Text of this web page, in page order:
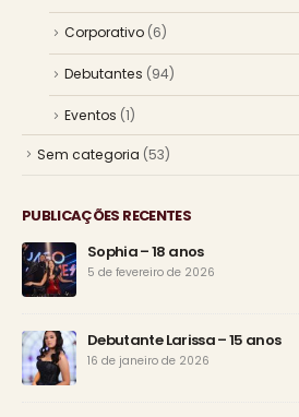
Corporativo (6)
Debutantes (94)
Eventos (1)
Sem categoria (53)
PUBLICAÇÕES RECENTES
Sophia – 18 anos
5 de fevereiro de 2026
Debutante Larissa – 15 anos
16 de janeiro de 2026